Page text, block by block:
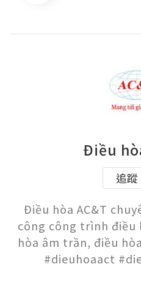
Điều
追蹤
Điều hòa AC&T
công công trình
hòa âm trần, điều
#dieuhoaact